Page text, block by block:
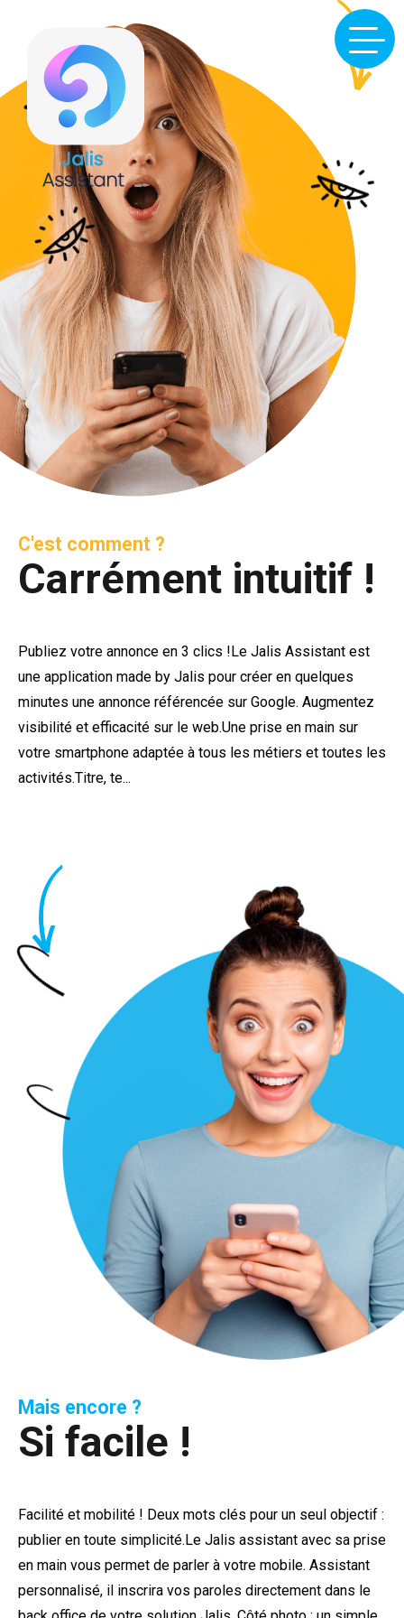
C'est comment ?
Carrément intuitif !
Publiez votre annonce en 3 clics !Le Jalis Assistant est
une application made by Jalis pour créer en quelques
minutes une annonce référencée sur Google. Augmentez
visibilité et efficacité sur le web.Une prise en main sur
votre smartphone adaptée à tous les métiers et toutes les
activités.Titre, te...
Mais encore ?
Si facile !
Facilité et mobilité ! Deux mots clés pour un seul objectif :
publier en toute simplicité.Le Jalis assistant avec sa prise
en main vous permet de parler à votre mobile. Assistant
personnalisé, il inscrira vos paroles directement dans le